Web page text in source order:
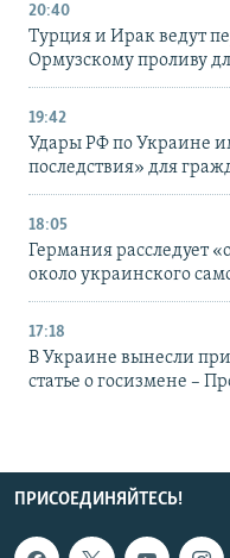
20:40
Турция и Ирак ведут
Ормузскому проливу
19:42
Удары РФ по Украине
последствия» для
18:05
Германия расследует
около украинского
17:18
В Украине вынесли
статье о госизмене –
ПРИСОЕДИНЯЙТЕСЬ!